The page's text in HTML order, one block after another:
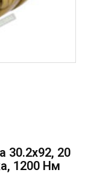
30.2х92, 20
1200 Нм